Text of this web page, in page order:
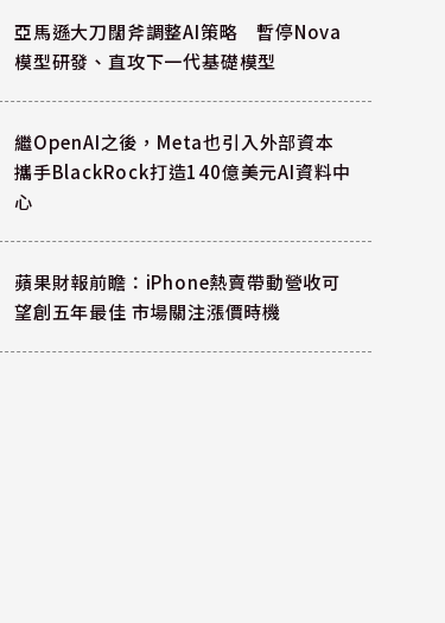
亞馬遜大刀闊斧調整AI策略 暫停Nova
模型研發、直攻下一代基礎模型
繼OpenAI之後，Meta也引入外部資本
攜手BlackRock打造140億美元AI資料中
心
蘋果財報前瞻：iPhone熱賣帶動營收可
望創五年最佳 市場關注漲價時機